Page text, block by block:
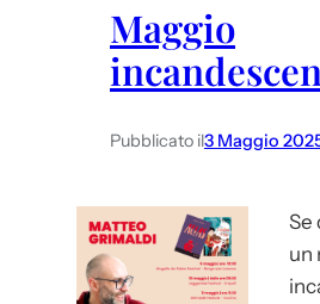
Maggio
Pubblicato il3 Maggio
Se
un